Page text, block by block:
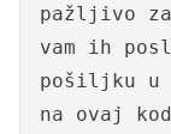
pažljivo
vam ih
pošiljku u
na ovaj